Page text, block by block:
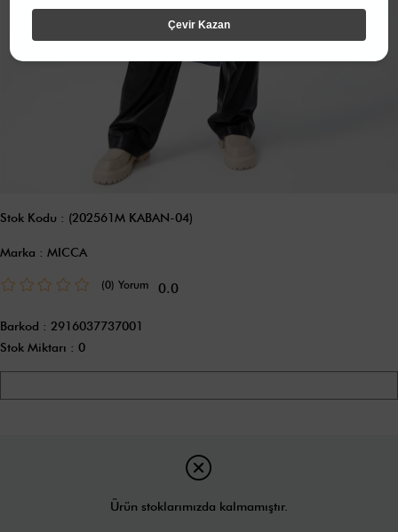
Stok Kodu (202561M KABAN-04)
Marka : MICCA
(0) 0.0
Barkod : 2916037737001
Stok Miktarı : 0
Ürün stoklarımızda kalmamıştır.
Çevir Kazan